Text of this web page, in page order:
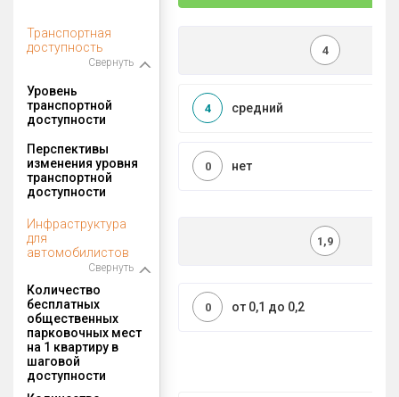
Транспортная
доступность
Свернуть
4
Уровень
транспортной
доступности
средний
4
Перспективы
изменения уровня
транспортной
доступности
нет
0
Инфраструктура
для
автомобилистов
Свернуть
1,9
Количество
бесплатных
общественных
парковочных мест
на 1 квартиру в
шаговой
доступности
от 0,1 до 0,2
0